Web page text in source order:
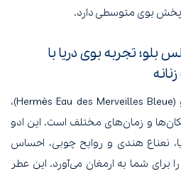
پخش بوی متوسطی دارد.
تجربه بوی دریا با
هرمس او دس مرویلس بلو (Hermès Eau des Merveilles Bleue)،
و زمان‌های مختلف است. این ادو
نعناع هندی و روایح چوبی، احساس
برای شما به ارمغان می‌آورد. این عطر